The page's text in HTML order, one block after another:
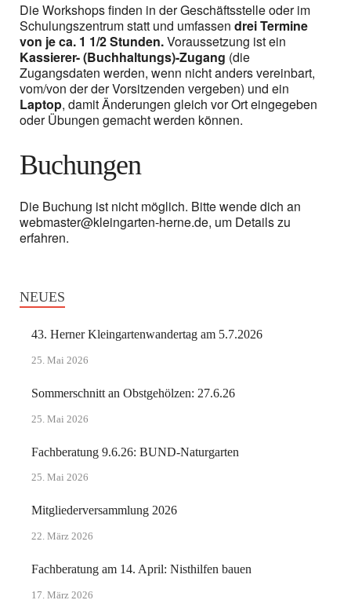
Die Workshops finden in der Geschäftsstelle oder im
Schulungszentrum statt und umfassen drei Termine
von je ca. 1 1/2 Stunden.Voraussetzung ist ein
Kassierer- (Buchhaltungs)-Zugang (die
Zugangsdaten werden, wenn nicht anders vereinbart,
vom/von der der Vorsitzenden vergeben) und ein
Laptop, damit Änderungen gleich vor Ort eingegeben
oder Übungen gemacht werden können.
Buchungen
Die Buchung ist nicht möglich. Bitte wende dich an
webmaster@kleingarten-herne.de, um Details zu
erfahren.
NEUES
43. Herner Kleingartenwandertag am 5.7.2026
25. Mai 2026
Sommerschnitt an Obstgehölzen: 27.6.26
25. Mai 2026
Fachberatung 9.6.26: BUND-Naturgarten
25. Mai 2026
Mitgliederversammlung 2026
22. März 2026
Fachberatung am 14. April: Nisthilfen bauen
17. März 2026